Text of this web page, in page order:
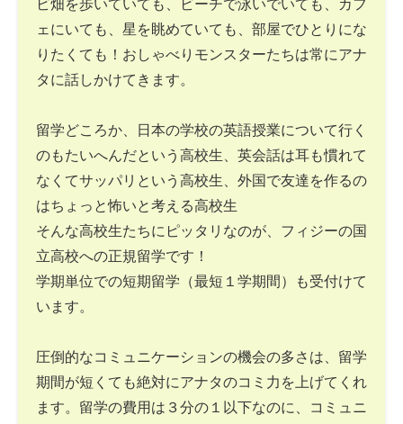
ビ畑を歩いていても、ビーチで泳いでいても、カフ
ェにいても、星を眺めていても、部屋でひとりにな
りたくても！おしゃべりモンスターたちは常にアナ
タに話しかけてきます。
留学どころか、日本の学校の英語授業について行く
のもたいへんだという高校生、英会話は耳も慣れて
なくてサッパリという高校生、外国で友達を作るの
はちょっと怖いと考える高校生
そんな高校生たちにピッタリなのが、フィジーの国
立高校への正規留学です！
学期単位での短期留学（最短１学期間）も受付けて
います。
圧倒的なコミュニケーションの機会の多さは、留学
期間が短くても絶対にアナタのコミ力を上げてくれ
ます。留学の費用は３分の１以下なのに、コミュニ